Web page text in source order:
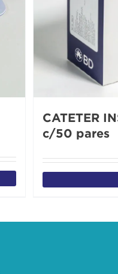
CATETER
c/50 pares